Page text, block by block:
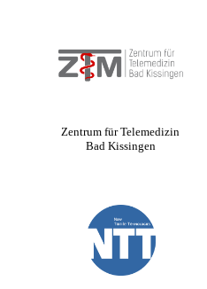
Zentrum für Telemedizin
Bad Kissingen